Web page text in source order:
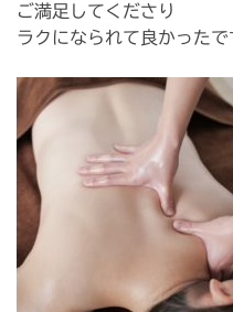
ご満足してくださり
ラクになられて良かった